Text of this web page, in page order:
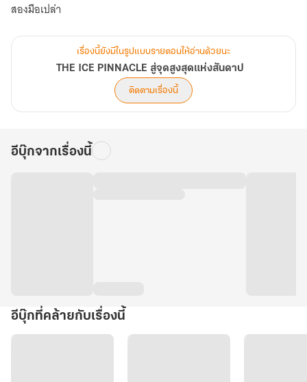
สองมือเปล่า
เรื่องนี้ยังมีในรูปแบบรายตอนให้อ่านด้วยนะ
THE ICE PINNACLE สู่จุดสูงสุดแห่งสันดาป
ติดตามเรื่องนี้
อีบุ๊กจากเรื่องนี้
อีบุ๊กที่คล้ายกับเรื่องนี้